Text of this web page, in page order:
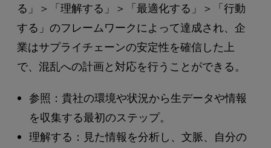
る」＞「理解する」＞「最適化する」＞「行動
する」のフレームワークによって達成され、企
業はサプライチェーンの安定性を確信した上
で、混乱への計画と対応を行うことができる。
参照：貴社の環境や状況から生データや情報
を収集する最初のステップ。
理解する：見た情報を分析し、文脈、自分の